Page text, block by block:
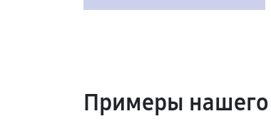
Примеры нашего